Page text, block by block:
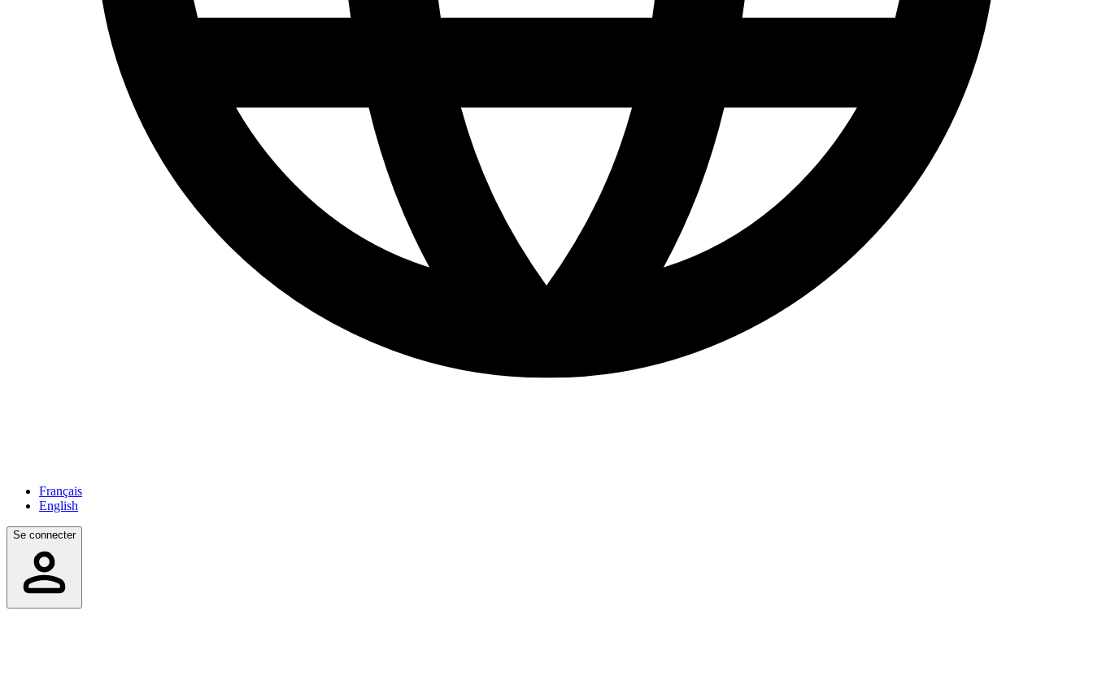
Français
English
Se connecter